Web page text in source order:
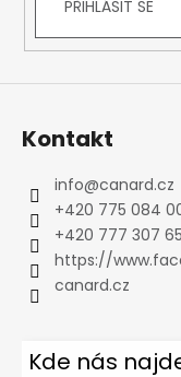
PŘIHLÁSIT SE
Kontakt
info@canard.cz
+420 775 084
+420 777 307
https://
canard.cz
Kde nás